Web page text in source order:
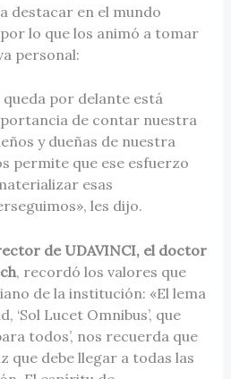
destacar en el mundo
lo que los animó a tomar
personal:
queda por delante está
de contar nuestra
y dueñas de nuestra
permite que ese esfuerzo
esas
les dijo.
de UDAVINCI, el doctor
, recordó los valores que
de la institución: «El lema
‘Sol Lucet Omnibus’, que
todos’, nos recuerda que
que debe llegar a todas las